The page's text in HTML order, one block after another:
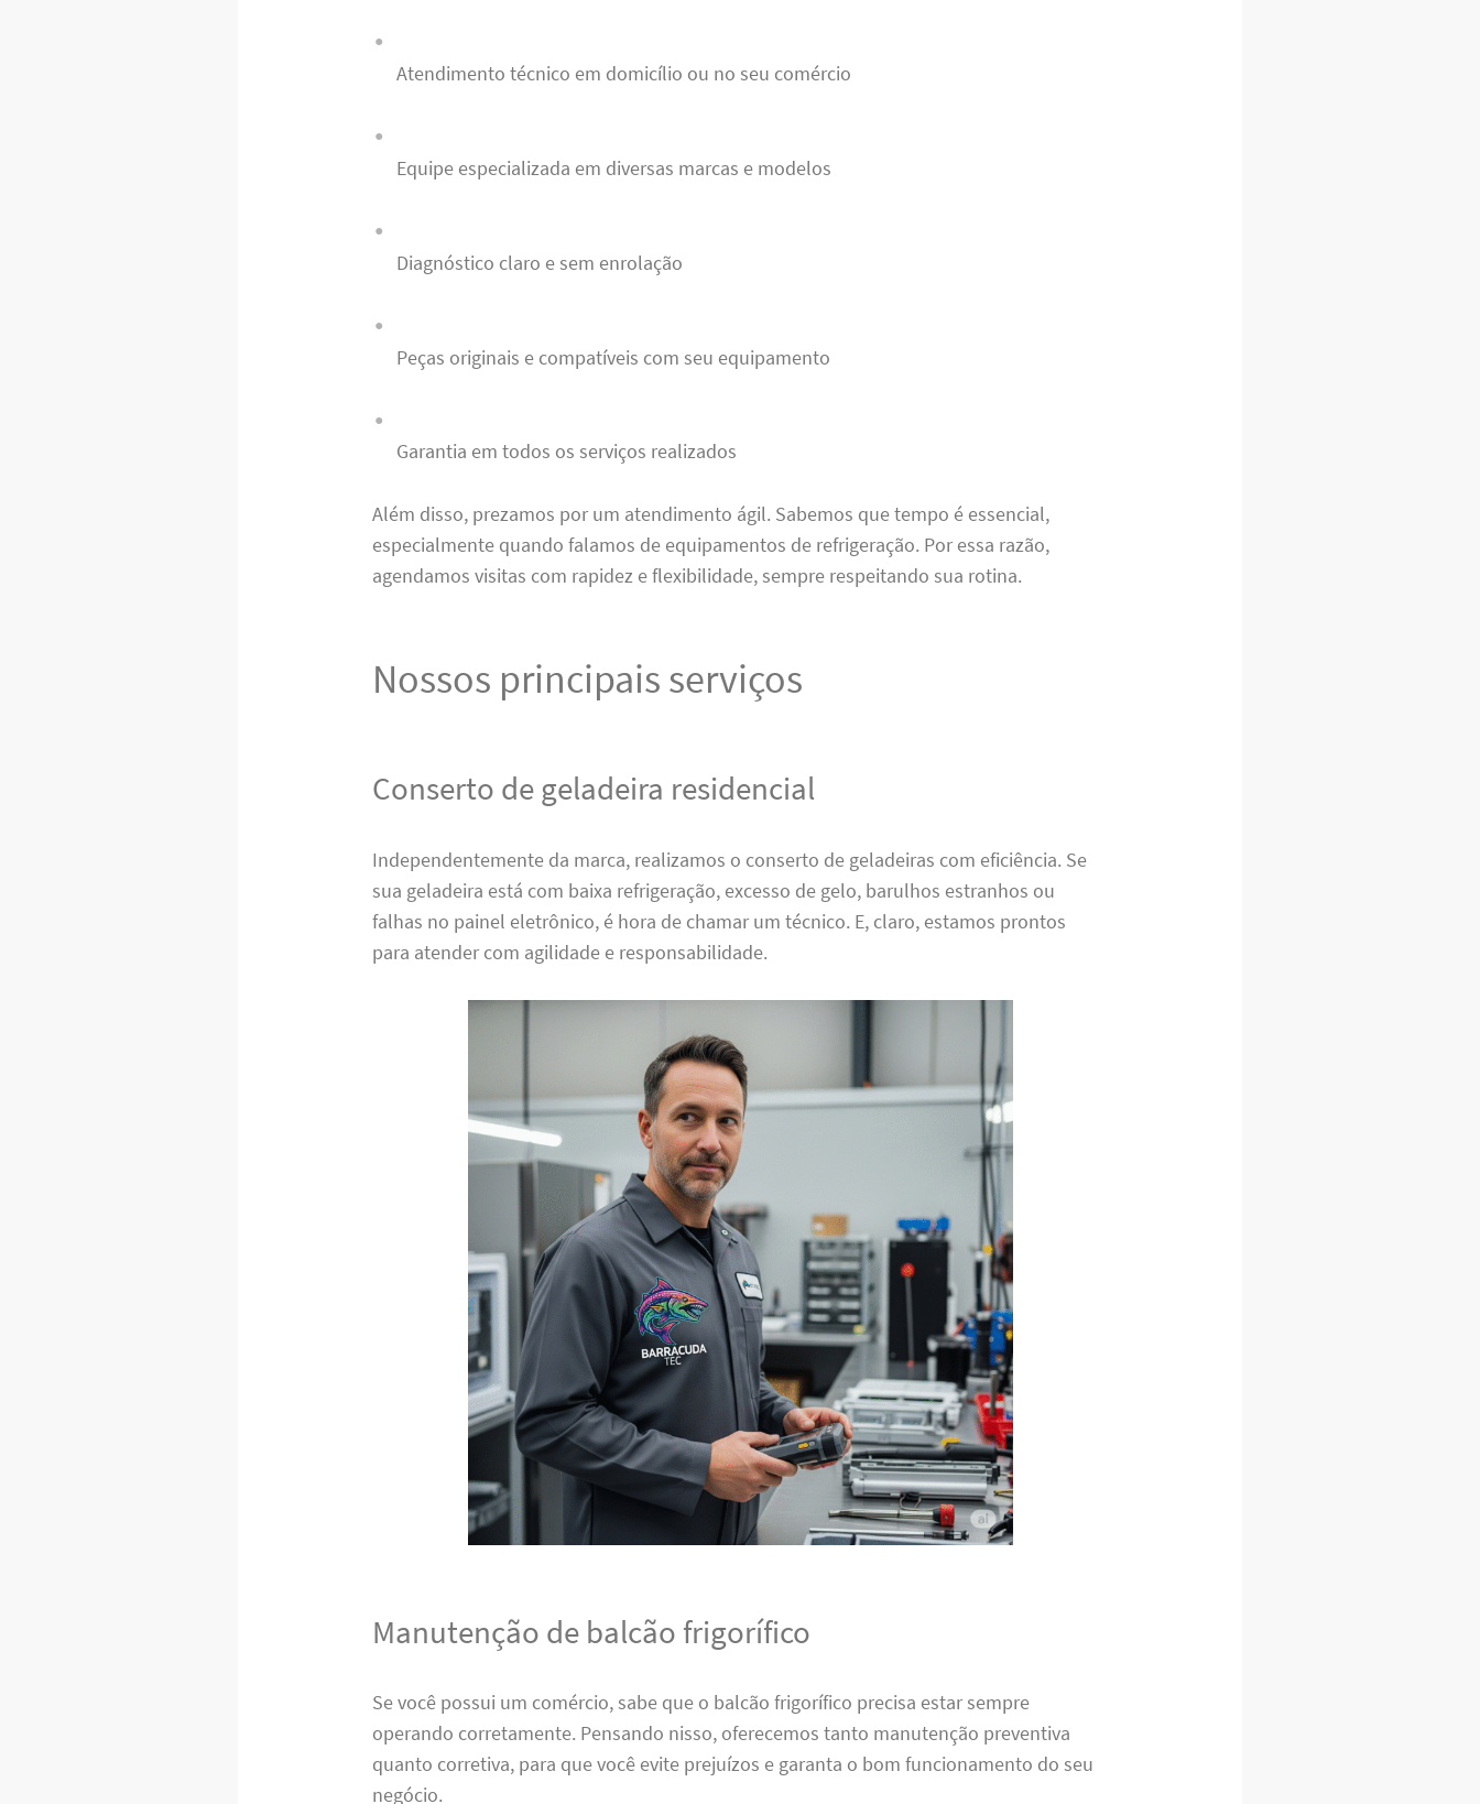
Atendimento técnico em domicílio ou no seu comércio
Equipe especializada em diversas marcas e modelos
Diagnóstico claro e sem enrolação
Peças originais e compatíveis com seu equipamento
Garantia em todos os serviços realizados
Além disso, prezamos por um atendimento ágil. Sabemos que tempo é essencial,
especialmente quando falamos de equipamentos de refrigeração. Por essa razão,
agendamos visitas com rapidez e flexibilidade, sempre respeitando sua rotina.
Nossos principais serviços
Conserto de geladeira residencial
Independentemente da marca, realizamos o conserto de geladeiras com eficiência. Se
sua geladeira está com baixa refrigeração, excesso de gelo, barulhos estranhos ou
falhas no painel eletrônico, é hora de chamar um técnico. E, claro, estamos prontos
para atender com agilidade e responsabilidade.
Manutenção de balcão frigorífico
Se você possui um comércio, sabe que o balcão frigorífico precisa estar sempre
operando corretamente. Pensando nisso, oferecemos tanto manutenção preventiva
quanto corretiva, para que você evite prejuízos e garanta o bom funcionamento do seu
negócio.